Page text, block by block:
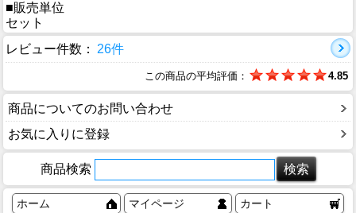
■販売単位
セット
レビュー件数：
26件
この商品の平均評価： 4.85
商品についてのお問い合わせ
お気に入りに登録
商品検索
ホーム マイページ カート